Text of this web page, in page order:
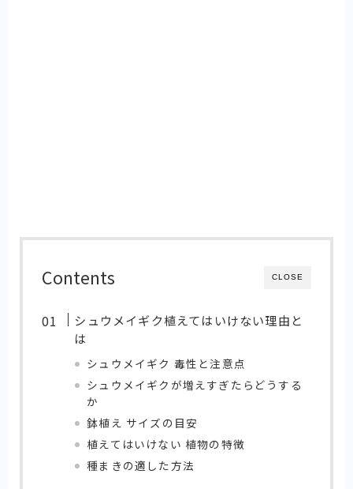
CLOSE
Contents
シュウメイギク植えてはいけない理由と
は
シュウメイギク 毒性と注意点
シュウメイギクが増えすぎたらどうする
か
鉢植え サイズの目安
植えてはいけない 植物の特徴
種まきの適した方法